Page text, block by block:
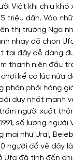
Việt khi chịu khó
triệu dân. Vào
thị trường Nga
nhạy đã chọn
tại đây dễ dàng
thanh niên đầu
chơi kể cả lúc nửa
phối hàng
duy nhất mạnh
người xuất
số lượng
như Ural,
đổ về đây
đã tính đến